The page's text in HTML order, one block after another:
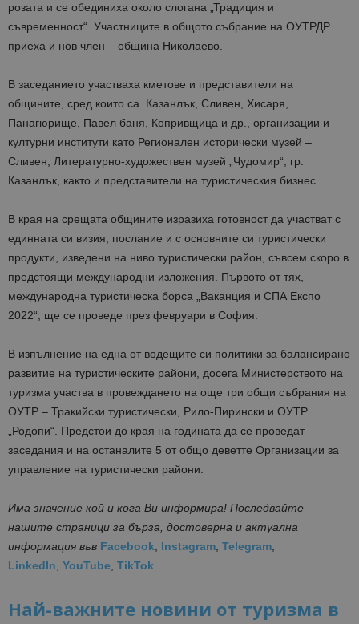
розата и се обединиха около слогана „Традиция и
съвременност“. Участниците в общото събрание на ОУТРДР
приеха и нов член – община Николаево.
В заседанието участваха кметове и представители на
общините, сред които са Казанлък, Сливен, Хисаря,
Панагюрище, Павел баня, Копривщица и др., организации и
културни институти като Регионален исторически музей –
Сливен, Литературно-художествен музей „Чудомир“, гр.
Казанлък, както и представители на туристическия бизнес.
В края на срещата общините изразиха готовност да участват с
единната си визия, послание и с основните си туристически
продукти, изведени на ниво туристически район, съвсем скоро в
предстоящи международни изложения. Първото от тях,
международна туристическа борса „Ваканция и СПА Експо
2022“, ще се проведе през февруари в София.
В изпълнение на една от водещите си политики за балансирано
развитие на туристическите райони, досега Министерството на
туризма участва в провеждането на още три общи събрания на
ОУТР – Тракийски туристически, Рило-Пирински и ОУТР
„Родопи“. Предстои до края на годината да се проведат
заседания и на останалите 5 от общо деветте Организации за
управление на туристически райони.
Има значение кой и кога Ви информира! Последвайте
нашите страници за бърза, достоверна и актуална
информация във Facebook, Instagram, Telegram,
LinkedIn, YouTube, TikTok
Най-важните новини от туризма в